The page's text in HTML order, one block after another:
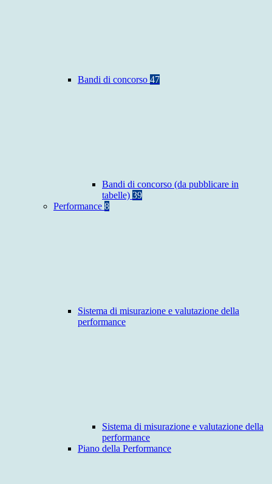
Bandi di concorso 47
Bandi di concorso (da pubblicare in
tabelle) 39
Performance 8
Sistema di misurazione e valutazione della
performance
Sistema di misurazione e valutazione della
performance
Piano della Performance